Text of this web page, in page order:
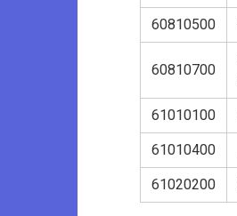
60810500
60810700
61010100
61010400
61020200